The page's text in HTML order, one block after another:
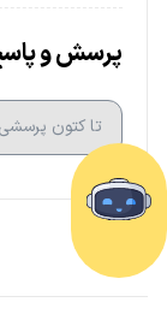
پرسش و
تا کتون